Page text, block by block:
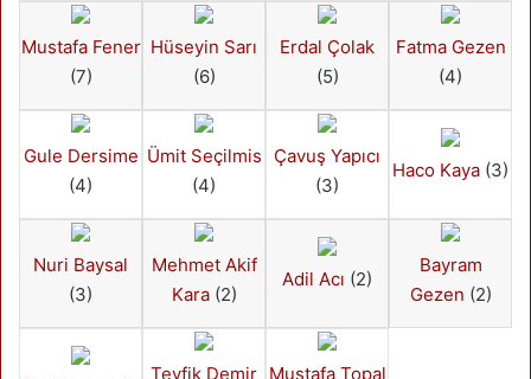
Mustafa Fener
(7)
Hüseyin Sarı
(6)
Erdal Çolak
(5)
Fatma Gezen
(4)
Gule Dersime
(4)
Ümit Seçilmis
(4)
Çavuş Yapıcı
(3)
Haco Kaya (3)
Nuri Baysal
(3)
Mehmet Akif
Kara(2)
Adil Acı (2)
Bayram
Gezen (2)
Tevfik Demir Mustafa Topal